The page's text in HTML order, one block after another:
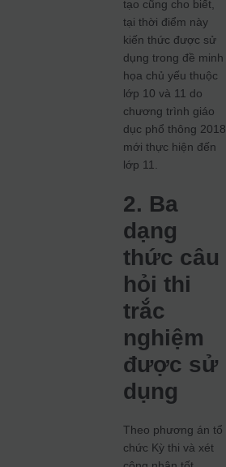
tạo cũng cho biết,
tại thời điểm này
kiến thức được sử
dụng trong đề minh
họa chủ yếu thuộc
lớp 10 và 11 do
chương trình giáo
dục phổ thông 2018
mới thực hiện đến
lớp 11.
2. Ba
dạng
thức câu
hỏi thi
trắc
nghiệm
được sử
dụng
Theo phương án tổ
chức Kỳ thi và xét